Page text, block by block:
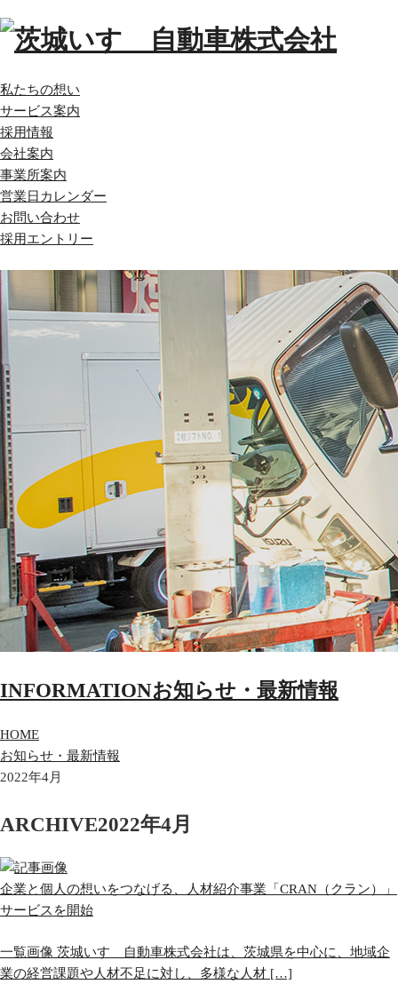
私たちの想い
サービス案内
採用情報
会社案内
事業所案内
営業日カレンダー
お問い合わせ
採用エントリー
INFORMATIONお知らせ・最新情報
HOME
お知らせ・最新情報
2022年4月
ARCHIVE2022年4月
企業と個人の想いをつなげる、人材紹介事業「CRAN（クラン）」
サービスを開始
一覧画像 茨城いすゞ自動車株式会社は、茨城県を中心に、地域企
業の経営課題や人材不足に対し、多様な人材 […]